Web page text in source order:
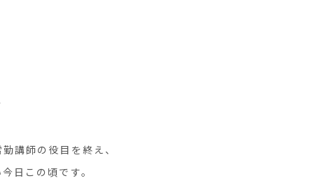
講師の役目を終え、
日この頃です。